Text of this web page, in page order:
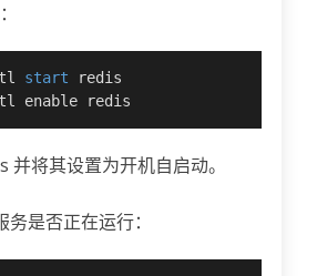
start redis
enable redis
并将其设置为开机自启动。
是否正在运行：